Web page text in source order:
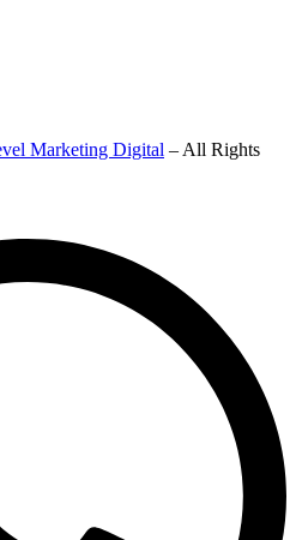
Marketing Digital – All Rights